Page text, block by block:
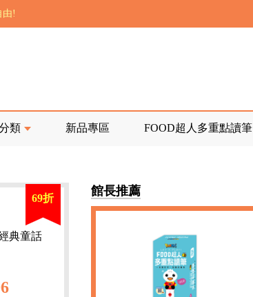
由!
天內通知客服 寄回發票需附上回郵郵票
物流程說明』
人企業總部」目前正興建中!
物流程說明』
類 新品專區 FOOD超人多重點讀筆
69折
典童話
館長推薦